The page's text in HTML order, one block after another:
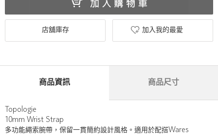
店舖庫存 加入我的最愛
商品資訊 商品尺寸
Topologie
10mm Wrist Strap
多功能繩索腕帶，保留一貫簡約設計風格。適用於配搭Wares